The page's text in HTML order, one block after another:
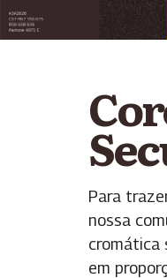
Para
nossa
cromática
em